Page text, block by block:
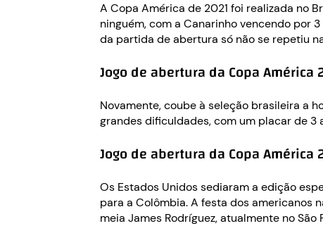
A Copa América de 2021 foi realizada no
ninguém, com a Canarinho vencendo por
da partida de abertura só não se repetiu
Jogo de abertura da Copa
Novamente, coube à seleção brasileira a
grandes dificuldades, com um placar de 3
Jogo de abertura da Copa
Os Estados Unidos sediaram a edição
para a Colômbia. A festa dos americanos
meia James Rodríguez, atualmente no